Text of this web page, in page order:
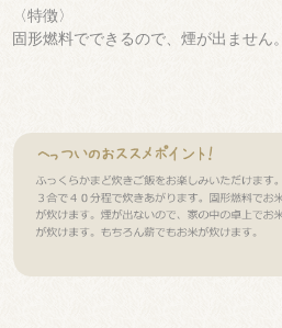
〈特徴〉
固形燃料でできるので、煙が出ません。